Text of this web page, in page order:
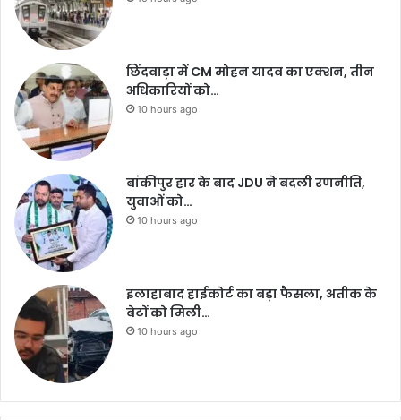
छिंदवाड़ा में CM मोहन यादव का एक्शन, तीन
अधिकारियों को…
10 hours ago
बांकीपुर हार के बाद JDU ने बदली रणनीति,
युवाओं को…
10 hours ago
इलाहाबाद हाईकोर्ट का बड़ा फैसला, अतीक के
बेटों को मिली…
10 hours ago